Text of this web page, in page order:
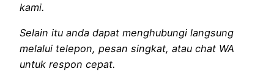
kami.
Selain itu anda dapat menghubungi langsung
melalui telepon, pesan singkat, atau chat WA
untuk respon cepat.